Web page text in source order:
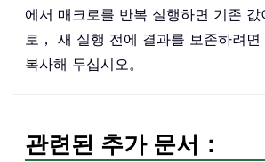
에서 매크로를 반복 실행하면 기존
로， 새 실행 전에 결과를 보존하려
복사해 두십시오。
관련된 추가 문서：